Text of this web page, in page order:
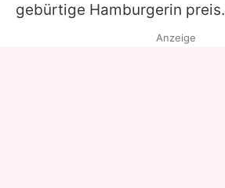
gebürtige Hamburgerin preis.
Anzeige